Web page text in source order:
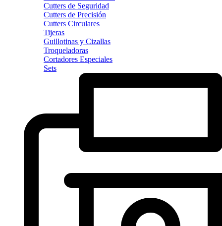
Cutters de Seguridad
Cutters de Precisión
Cutters Circulares
Tijeras
Guillotinas y Cizallas
Troqueladoras
Cortadores Especiales
Sets